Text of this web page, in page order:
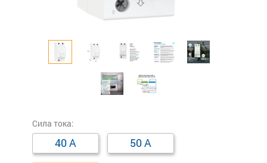
Сила тока:
40 А
50 А